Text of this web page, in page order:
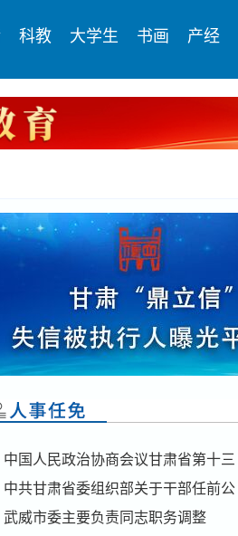
科教 大学生 书画 产经
中国人民政治协商会议甘肃省第十三
届委员会任免名单
中共甘肃省委组织部关于干部任前公
示的公告
武威市委主要负责同志职务调整